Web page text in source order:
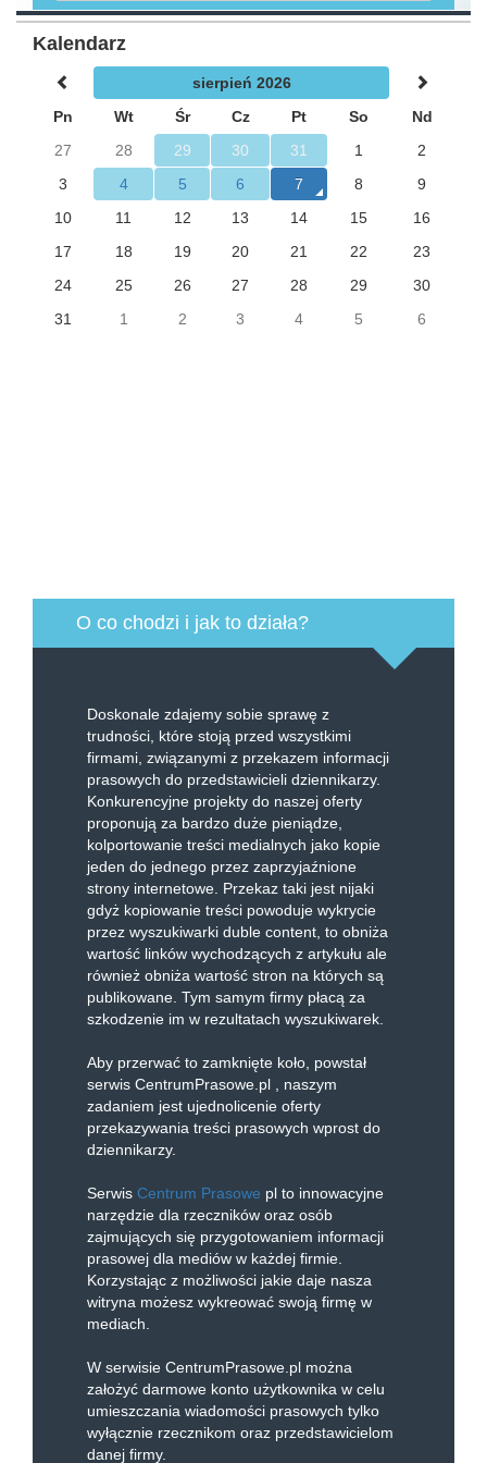
Kalendarz
sierpień 2026
Pn
Wt Śr Cz Pt So
Nd
27
28 29 30 31 1
2
3
4 5 6 7 8
9
10
11 12 13 14 15
16
17
18 19 20 21 22
23
24
25 26 27 28 29
30
31
1 2 3 4 5 6
O co chodzi i jak to działa?
Doskonale zdajemy sobie sprawę z
trudności, które stoją przed wszystkimi
firmami, związanymi z przekazem informacji
prasowych do przedstawicieli dziennikarzy.
Konkurencyjne projekty do naszej oferty
proponują za bardzo duże pieniądze,
kolportowanie treści medialnych jako kopie
jeden do jednego przez zaprzyjaźnione
strony internetowe. Przekaz taki jest nijaki
gdyż kopiowanie treści powoduje wykrycie
przez wyszukiwarki duble content, to obniża
wartość linków wychodzących z artykułu ale
również obniża wartość stron na których są
publikowane. Tym samym firmy płacą za
szkodzenie im w rezultatach wyszukiwarek.
Aby przerwać to zamknięte koło, powstał
serwis CentrumPrasowe.pl , naszym
zadaniem jest ujednolicenie oferty
przekazywania treści prasowych wprost do
dziennikarzy.
Serwis Centrum Prasowe pl to innowacyjne
narzędzie dla rzeczników oraz osób
zajmujących się przygotowaniem informacji
prasowej dla mediów w każdej firmie.
Korzystając z możliwości jakie daje nasza
witryna możesz wykreować swoją firmę w
mediach.
W serwisie CentrumPrasowe.pl można
założyć darmowe konto użytkownika w celu
umieszczania wiadomości prasowych tylko
wyłącznie rzecznikom oraz przedstawicielom
danej firmy.